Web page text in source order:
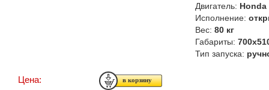
Двигатель: Honda
Исполнение:
Вес: 80 кг
Габариты:
Тип запуска:
Цена: